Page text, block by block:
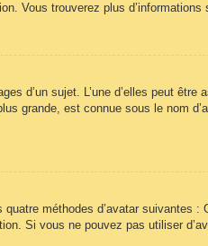
Vous trouverez plus
d’un sujet. L’une d’elles peut
grande, est connue sous le nom
méthodes d’avatar suivantes :
Si vous ne pouvez pas utiliser